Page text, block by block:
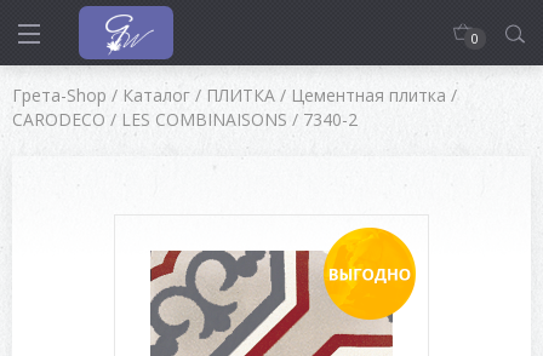
0
Грета-Shop / Каталог / ПЛИТКА / Цементная плитка /
CARODECO / LES COMBINAISONS / 7340-2